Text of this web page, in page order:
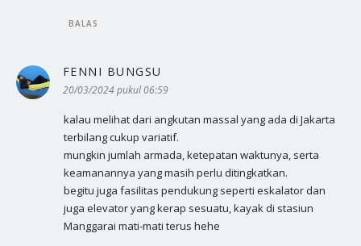
BALAS
FENNI BUNGSU
20/03/2024 pukul 06:59
kalau melihat dari angkutan massal yang ada di Jakarta
terbilang cukup variatif.
mungkin jumlah armada, ketepatan waktunya, serta
keamanannya yang masih perlu ditingkatkan.
begitu juga fasilitas pendukung seperti eskalator dan
juga elevator yang kerap sesuatu, kayak di stasiun
Manggarai mati-mati terus hehe